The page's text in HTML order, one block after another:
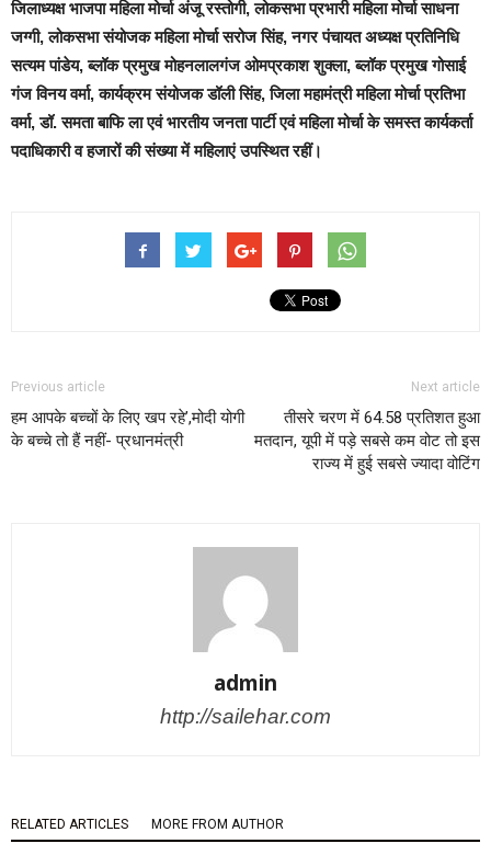
जिलाध्यक्ष भाजपा महिला मोर्चा अंजू रस्तोगी, लोकसभा प्रभारी महिला मोर्चा साधना
जग्गी, लोकसभा संयोजक महिला मोर्चा सरोज सिंह, नगर पंचायत अध्यक्ष प्रतिनिधि
सत्यम पांडेय, ब्लॉक प्रमुख मोहनलालगंज ओमप्रकाश शुक्ला, ब्लॉक प्रमुख गोसाई
गंज विनय वर्मा, कार्यक्रम संयोजक डॉली सिंह, जिला महामंत्री महिला मोर्चा प्रतिभा
वर्मा, डॉ. समता बाफि ला एवं भारतीय जनता पार्टी एवं महिला मोर्चा के समस्त कार्यकर्ता
पदाधिकारी व हजारों की संख्या में महिलाएं उपस्थित रहीं।
Previous article
हम आपके बच्चों के लिए खप रहे’,मोदी योगी
के बच्चे तो हैं नहीं- प्रधानमंत्री
Next article
तीसरे चरण में 64.58 प्रतिशत हुआ
मतदान, यूपी में पड़े सबसे कम वोट तो इस
राज्य में हुई सबसे ज्यादा वोटिंग
admin
http://sailehar.com
RELATED ARTICLES MORE FROM AUTHOR